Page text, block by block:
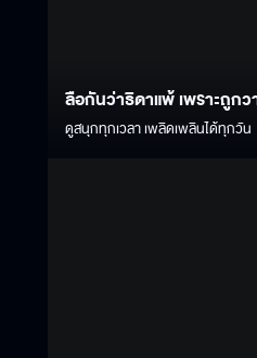
ลือกันว่าธิดาแพ้ เพราะถูกว
ดูสนุกทุกเวลา เพลิดเพลินได้ทุกวัน